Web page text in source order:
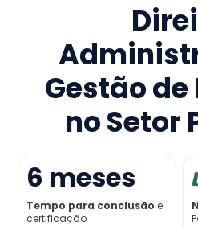
Credenciamento MEC
Matricule-se
Gestão de
no Setor
6 meses
Tempo para conclusão e
certificação